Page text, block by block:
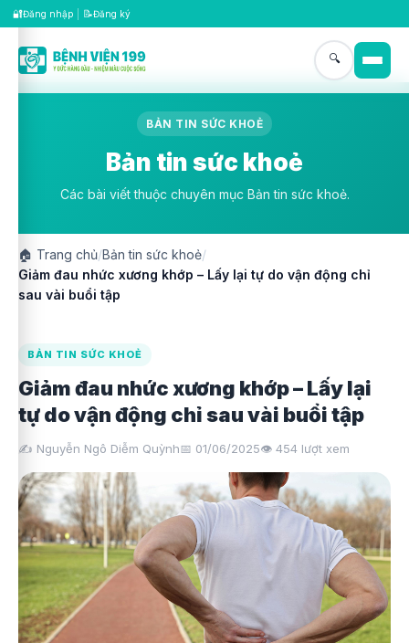
🔐Đăng nhập 📝Đăng ký
🔍
BẢN TIN SỨC KHOẺ
Bản tin sức khoẻ
Các bài viết thuộc chuyên mục Bản tin sức khoẻ.
🏠 Trang chủ/Bản tin sức khoẻ/
Giảm đau nhức xương khớp – Lấy lại tự do vận động chỉ
sau vài buổi tập
BẢN TIN SỨC KHOẺ
Giảm đau nhức xương khớp – Lấy lại
tự do vận động chỉ sau vài buổi tập
✍️ Nguyễn Ngô Diễm Quỳnh📅 01/06/2025👁️ 454 lượt xem